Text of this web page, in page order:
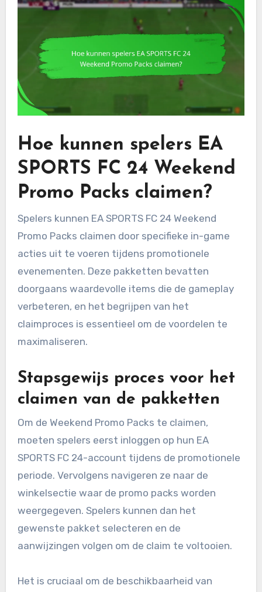
Hoe kunnen spelers EA
SPORTS FC 24 Weekend
Promo Packs claimen?
Spelers kunnen EA SPORTS FC 24 Weekend
Promo Packs claimen door specifieke in-game
acties uit te voeren tijdens promotionele
evenementen. Deze pakketten bevatten
doorgaans waardevolle items die de gameplay
verbeteren, en het begrijpen van het
claimproces is essentieel om de voordelen te
maximaliseren.
Stapsgewijs proces voor het
claimen van de pakketten
Om de Weekend Promo Packs te claimen,
moeten spelers eerst inloggen op hun EA
SPORTS FC 24-account tijdens de promotionele
periode. Vervolgens navigeren ze naar de
winkelsectie waar de promo packs worden
weergegeven. Spelers kunnen dan het
gewenste pakket selecteren en de
aanwijzingen volgen om de claim te voltooien.
Het is cruciaal om de beschikbaarheid van